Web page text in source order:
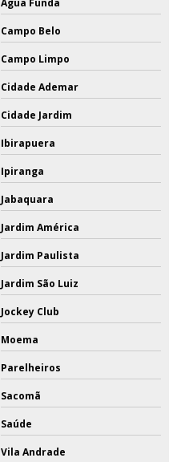
Água Funda
Campo Belo
Campo Limpo
Cidade Ademar
Cidade Jardim
Ibirapuera
Ipiranga
Jabaquara
Jardim América
Jardim Paulista
Jardim São Luiz
Jockey Club
Moema
Parelheiros
Sacomã
Saúde
Vila Andrade